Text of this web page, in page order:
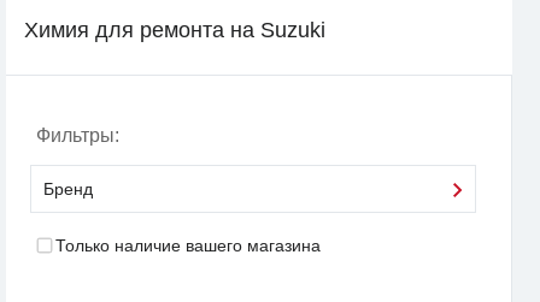
Химия для ремонта на Suzuki
Фильтры:
Бренд
Только наличие вашего магазина